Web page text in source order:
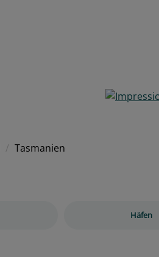
Tasmanien
Häfen